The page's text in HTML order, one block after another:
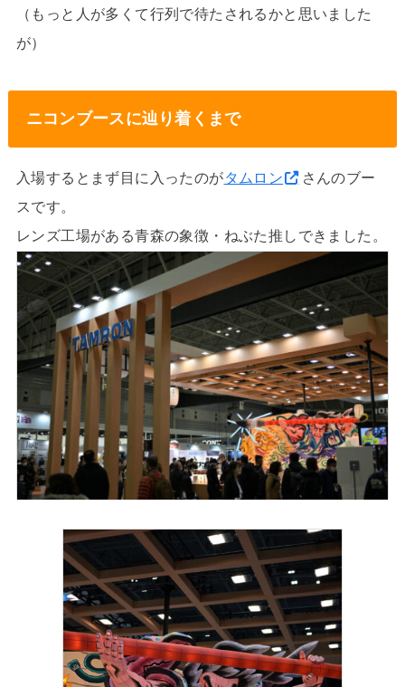
（もっと人が多くて行列で待たされるかと思いました
が）
ニコンブースに辿り着くまで
入場するとまず目に入ったのがタムロン
さんのブー
スです。
レンズ工場がある青森の象徴・ねぶた推しできました。